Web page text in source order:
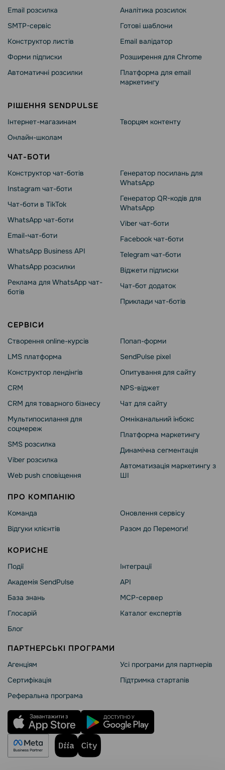
Email розсилка
SMTP-сервіс
Конструктор листів
Форми підписки
Автоматичні розсилки
Аналітика розсилок
Готові шаблони
Email валідатор
Розширення для Chrome
Платформа для email
маркетингу
РІШЕННЯ SENDPULSE
Інтернет-магазинам
Онлайн-школам
Творцям контенту
ЧАТ-БОТИ
Конструктор чат-ботів
Instagram чат-боти
Чат-боти в TikTok
WhatsApp чат-боти
Email-чат-боти
WhatsApp Business API
WhatsApp розсилки
Реклама для WhatsApp чат-
ботів
Генератор посилань для
WhatsApp
Генератор QR-кодів для
WhatsApp
Viber чат-боти
Facebook чат-боти
Telegram чат-боти
Віджети підписки
Чат-бот додаток
Приклади чат-ботів
СЕРВІСИ
Створення online-курсів
LMS платформа
Конструктор лендінгів
CRM
CRM для товарного бізнесу
Мультипосилання для
соцмереж
SMS розсилка
Viber розсилка
Web push сповіщення
Попап-форми
SendPulse pixel
Опитування для сайту
NPS-віджет
Чат для сайту
Омніканальний інбокс
Платформа маркетингу
Динамічна сегментація
Автоматизація маркетингу з
ШІ
ПРО КОМПАНІЮ
Команда
Відгуки клієнтів
Оновлення сервісу
Разом до Перемоги!
КОРИСНЕ
Події
Академія SendPulse
База знань
Глосарій
Блог
Інтеграції
API
MCP-сервер
Каталог експертів
ПАРТНЕРСЬКІ ПРОГРАМИ
Агенціям
Сертифікація
Реферальна програма
Усі програми для партнерів
Підтримка стартапів